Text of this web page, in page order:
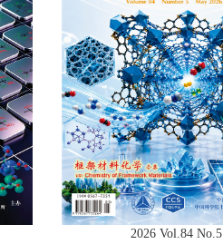
2026 Vol.84 No.5